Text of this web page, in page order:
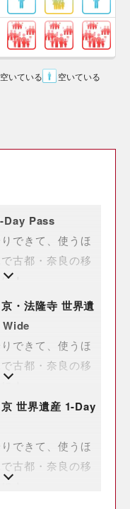
いている
空いている
Day Pass
できて、使うほ
古都・奈良の移
！
・法隆寺 世界遺
できて、使うほ
古都・奈良の移
！
世界遺産 1-Day
できて、使うほ
古都・奈良の移
！